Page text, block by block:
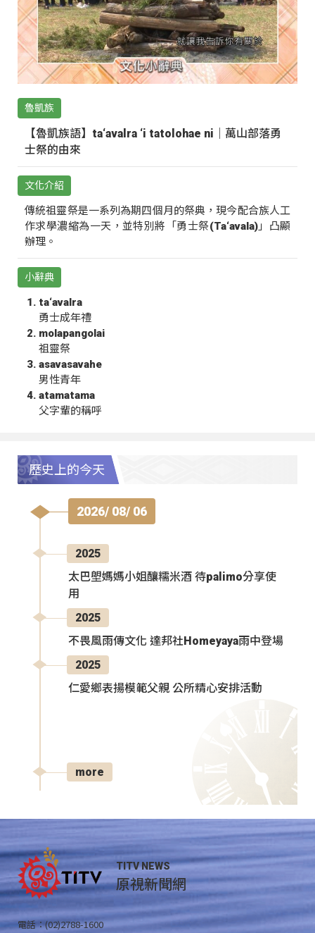
魯凱族
【魯凱族語】ta‘avalra ‘i tatolohae ni｜萬山部落勇
士祭的由來
文化介紹
傳統祖靈祭是一系列為期四個月的祭典，現今配合族人工
作求學濃縮為一天，並特別將「勇士祭(Ta‘avala)」凸顯
辦理。
小辭典
ta‘avalra
勇士成年禮
molapangolai
祖靈祭
asavasavahe
男性青年
atamatama
父字輩的稱呼
歷史上的今天
2026/ 08/ 06
2025
太巴塱媽媽小姐釀糯米酒 待palimo分享使
用
2025
不畏風雨傳文化 達邦社Homeyaya雨中登場
2025
仁愛鄉表揚模範父親 公所精心安排活動
more
TITV NEWS
原視新聞網
電話：(02)2788-1600